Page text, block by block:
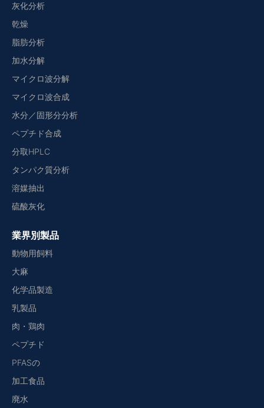
灰化分析
乾燥
脂肪分析
加水分解
マイクロ波分解
マイクロ波合成
水分／固形分分析
ペプチド合成
分取HPLC
タンパク質分析
溶媒抽出
硫酸灰化
業界別製品
動物用飼料
大麻
化学品製造
乳製品
肉・鶏肉
ペプチド
PFASの
加工食品
廃水